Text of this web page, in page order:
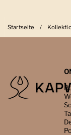
Startseite /